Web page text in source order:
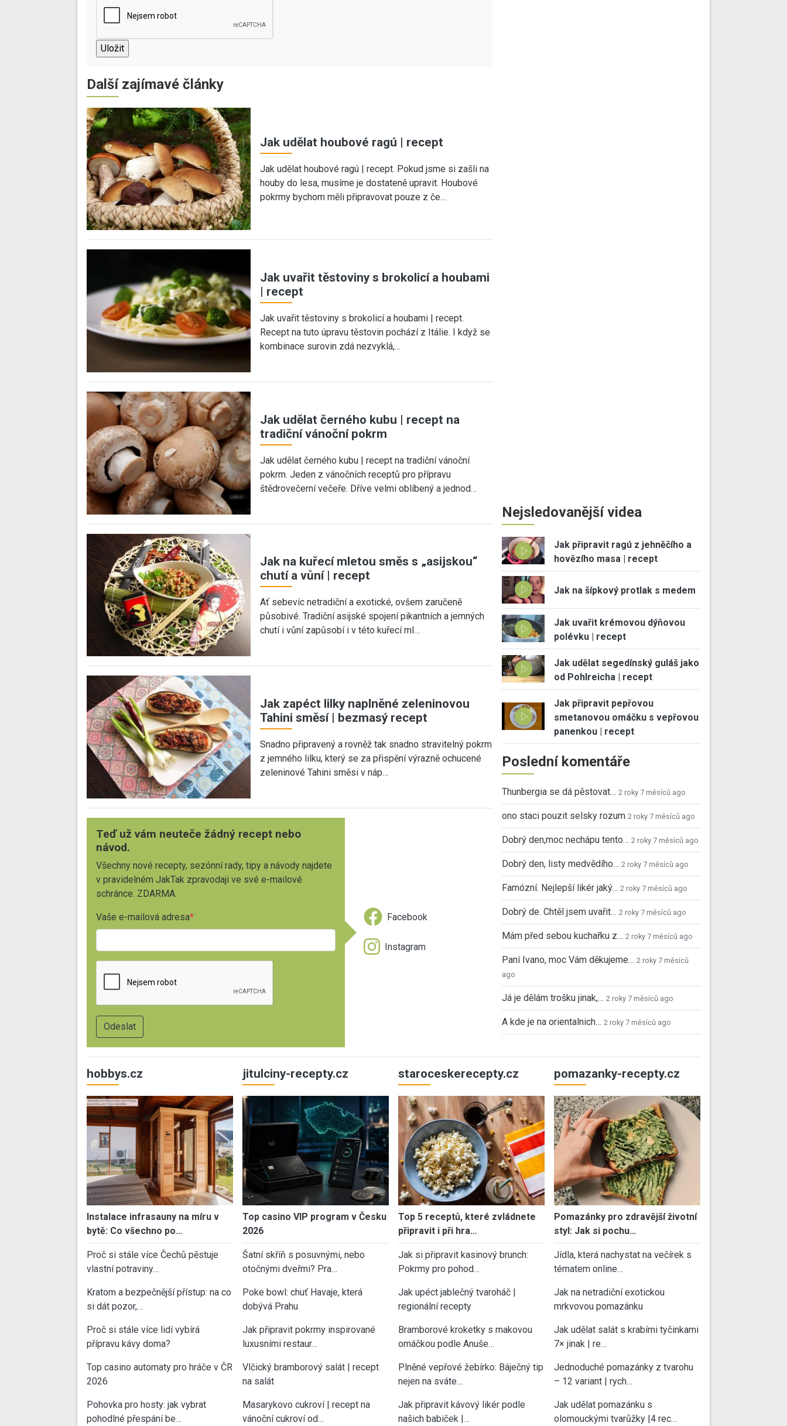
Další zajímavé články
Jak udělat houbové ragú | recept
Jak udělat houbové ragú | recept. Pokud jsme si zašli na
houby do lesa, musíme je dostateně upravit. Houbové
pokrmy bychom měli připravovat pouze z če…
Jak uvařit těstoviny s brokolicí a houbami
| recept
Jak uvařit těstoviny s brokolicí a houbami | recept.
Recept na tuto úpravu těstovin pochází z Itálie. I když se
kombinace surovin zdá nezvyklá,…
Jak udělat černého kubu | recept na
tradiční vánoční pokrm
Jak udělat černého kubu | recept na tradiční vánoční
pokrm. Jeden z vánočních receptů pro přípravu
štědrovečerní večeře. Dříve velmi oblíbený a jednod…
Jak na kuřecí mletou směs s „asijskou“
chutí a vůní | recept
Ať sebevíc netradiční a exotické, ovšem zaručeně
působivé. Tradiční asijské spojení pikantních a jemných
chutí i vůní zapůsobí i v této kuřecí ml…
Jak zapéct lilky naplněné zeleninovou
Tahini směsí | bezmasý recept
Snadno připravený a rovněž tak snadno stravitelný pokrm
z jemného lilku, který se za přispění výrazně ochucené
zeleninové Tahini směsi v náp…
Teď už vám neuteče žádný recept nebo
návod.
Všechny nové recepty, sezónní rady, tipy a návody najdete
v pravidelném JakTak zpravodaji ve své e-mailové
schránce. ZDARMA.
Vaše e-mailová adresa Facebook
Instagram
Nejsledovanější videa
Jak připravit ragú z jehněčího a
hovězího masa | recept
Jak na šípkový protlak s medem
Jak uvařit krémovou dýňovou
polévku | recept
Jak udělat segedínský guláš jako
od Pohlreicha | recept
Jak připravit pepřovou
smetanovou omáčku s vepřovou
panenkou | recept
Poslední komentáře
Thunbergia se dá pěstovat… 2 roky 7 měsíců ago
ono staci pouzit selsky rozum 2 roky 7 měsíců ago
Dobrý den,moc nechápu tento… 2 roky 7 měsíců ago
Dobrý den, listy medvědího… 2 roky 7 měsíců ago
Famózní. Nejlepší likér jaký… 2 roky 7 měsíců ago
Dobrý de. Chtěl jsem uvařit… 2 roky 7 měsíců ago
Mám před sebou kuchařku z… 2 roky 7 měsíců ago
Paní Ivano, moc Vám děkujeme… 2 roky 7 měsíců
ago
Já je dělám trošku jinak,… 2 roky 7 měsíců ago
A kde je na orientalnich… 2 roky 7 měsíců ago
hobbys.cz
Instalace infrasauny na míru v
bytě: Co všechno po…
Proč si stále více Čechů pěstuje
vlastní potraviny…
Kratom a bezpečnější přístup: na co
si dát pozor,…
Proč si stále více lidí vybírá
přípravu kávy doma?
Top casino automaty pro hráče v ČR
2026
Pohovka pro hosty: jak vybrat
pohodlné přespání be…
jitulciny-recepty.cz
Top casino VIP program v Česku
2026
Šatní skříň s posuvnými, nebo
otočnými dveřmi? Pra…
Poke bowl: chuť Havaje, která
dobývá Prahu
Jak připravit pokrmy inspirované
luxusními restaur…
Vlčický bramborový salát | recept
na salát
Masarykovo cukroví | recept na
vánoční cukroví od…
staroceskerecepty.cz
Top 5 receptů, které zvládnete
připravit i při hra…
Jak si připravit kasinový brunch:
Pokrmy pro pohod…
Jak upéct jablečný tvaroháč |
regionální recepty
Bramborové kroketky s makovou
omáčkou podle Anuše…
Plněné vepřové žebírko: Báječný tip
nejen na sváte…
Jak připravit kávový likér podle
našich babiček |…
pomazanky-recepty.cz
Pomazánky pro zdravější životní
styl: Jak si pochu…
Jídla, která nachystat na večírek s
tématem online…
Jak na netradiční exotickou
mrkvovou pomazánku
Jak udělat salát s krabími tyčinkami
7× jinak | re…
Jednoduché pomazánky z tvarohu
– 12 variant | rych…
Jak udělat pomazánku s
olomouckými tvarůžky |4 rec…